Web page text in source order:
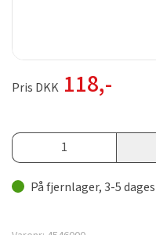
Pris DKK 118,-
På fjernlager, 3-5